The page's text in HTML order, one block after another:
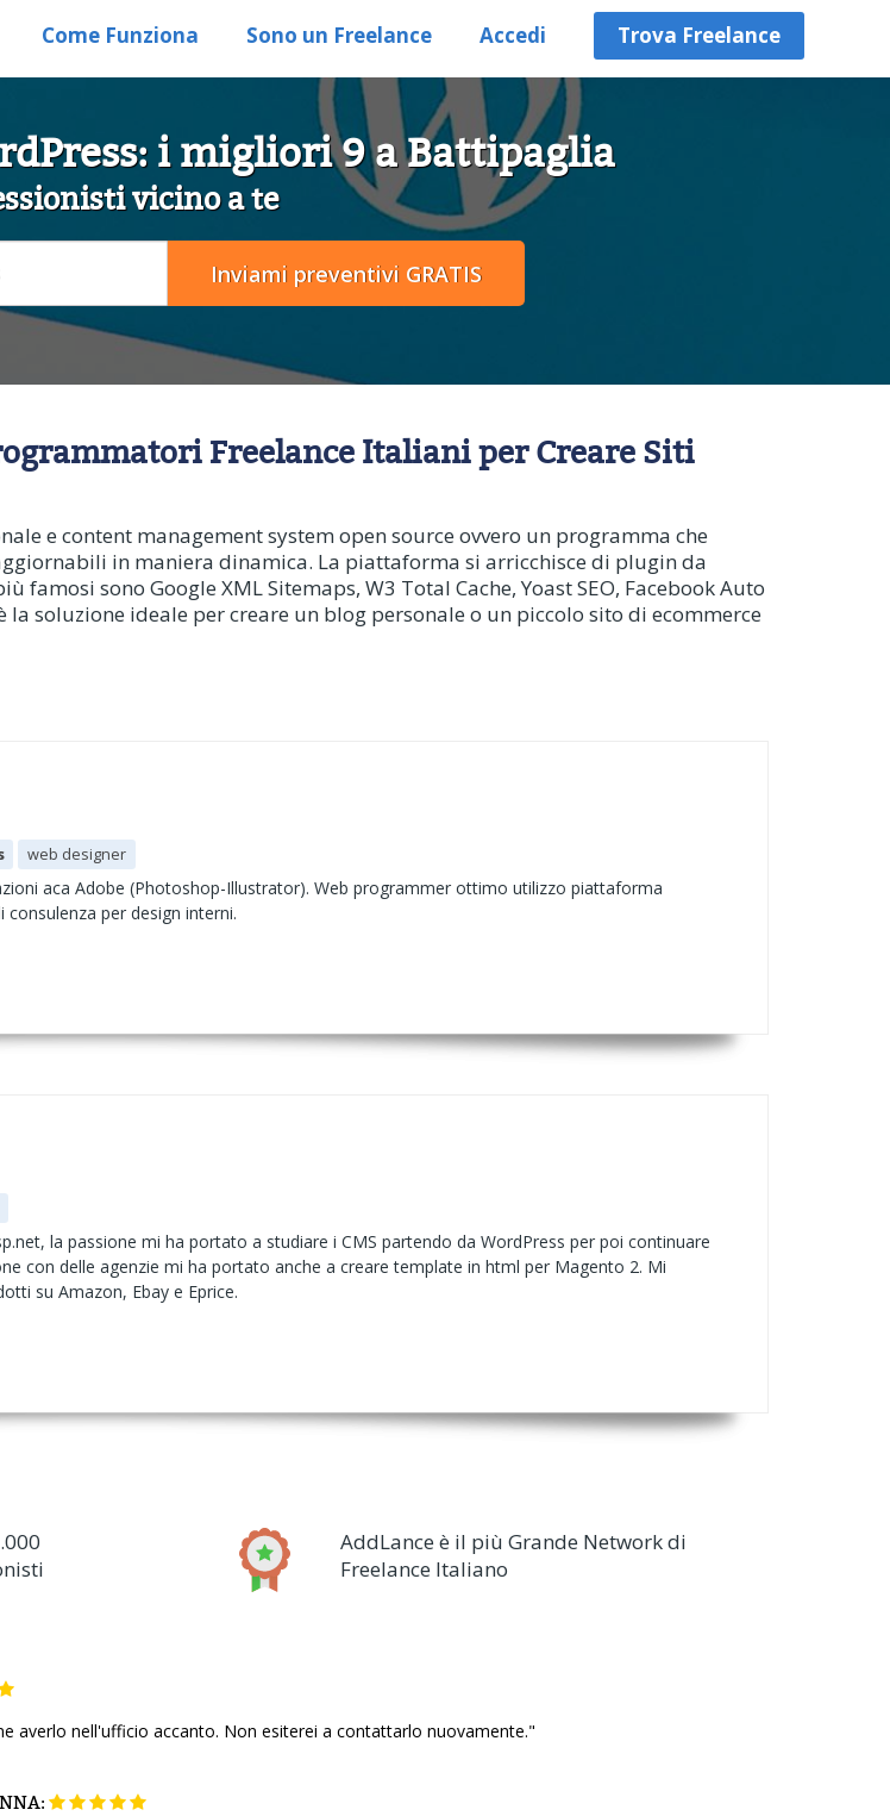
Come Funziona Sono un Freelance Accedi Trova Freelance
i migliori 9 a Battipaglia
vicino a te
Freelance Italiani per Creare Siti
e content management system open source ovvero un programma che
in maniera dinamica. La piattaforma si arricchisce di plugin da
sono Google XML Sitemaps, W3 Total Cache, Yoast SEO, Facebook Auto
la soluzione ideale per creare un blog personale o un piccolo sito di ecommerce
web designer
aca Adobe (Photoshop-Illustrator). Web programmer ottimo utilizzo piattaforma
per design interni.
la passione mi ha portato a studiare i CMS partendo da WordPress per poi continuare
con delle agenzie mi ha portato anche a creare template in html per Magento 2. Mi
su Amazon, Ebay e Eprice.
AddLance è il più Grande Network di
Freelance Italiano
averlo nell'ufficio accanto. Non esiterei a contattarlo nuovamente."